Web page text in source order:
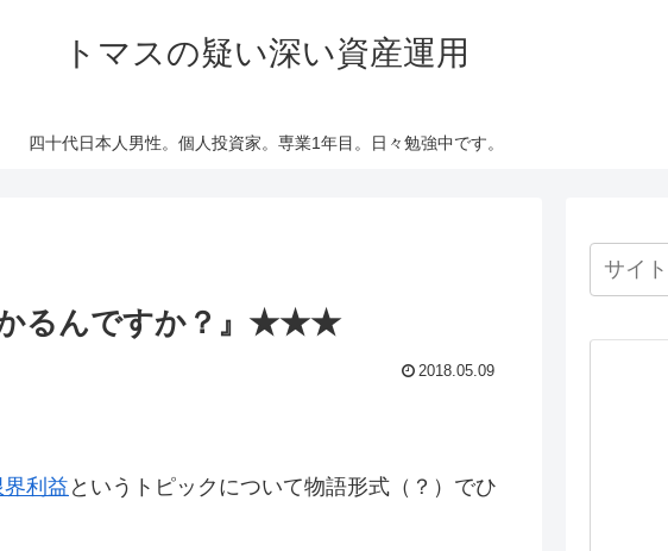
トマスの疑い深い資産運用
四十代日本人男性。個人投資家。専業1年目。日々勉強中です。
かるんですか？』★★★
2018.05.09
界利益 というトピックについて物語形式（？）でひ